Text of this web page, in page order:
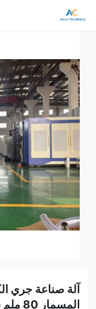
آلة صناعة جري